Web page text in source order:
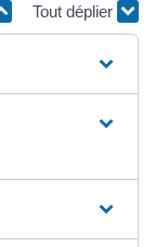
Tout déplier